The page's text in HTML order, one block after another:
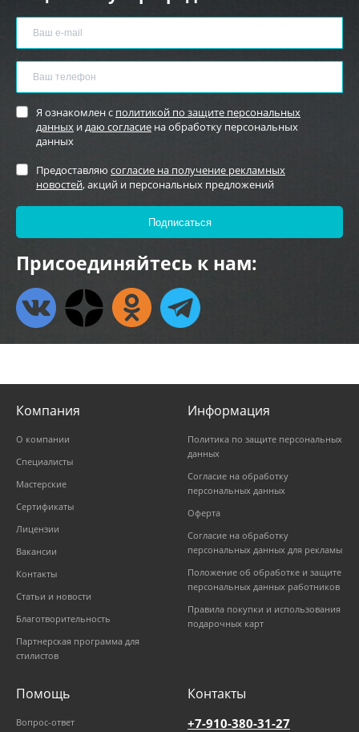
Я ознакомлен с политикой по защите персональных
данных идаю согласие на обработку персональных
данных
Предоставляю согласие на получение рекламных
новостей, акций и персональных предложений
Присоединяйтесь к нам:
Компания
О компании
Специалисты
Мастерские
Сертификаты
Лицензии
Вакансии
Контакты
Статьи и новости
Благотворительность
Партнерская программа для
стилистов
Информация
Политика по защите персональных
данных
Согласие на обработку
персональных данных
Оферта
Согласие на обработку
персональных данных для рекламы
Положение об обработке и защите
персональных данных работников
Правила покупки и использования
подарочных карт
Помощь
Вопрос-ответ
Контакты
+7-910-380-31-27